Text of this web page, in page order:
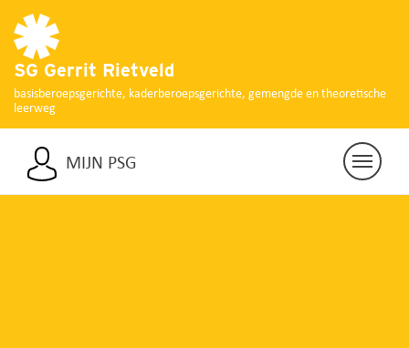
SG Gerrit Rietveld
basisberoepsgerichte, kaderberoepsgerichte, gemengde en theoretische
leerweg
MIJN PSG